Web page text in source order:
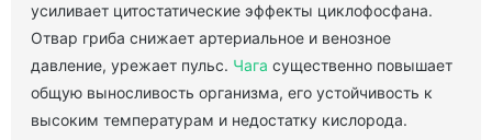
усиливает цитостатические эффекты циклофосфана.
Отвар гриба снижает артериальное и венозное
давление, урежает пульс. Чага существенно повышает
общую выносливость организма, его устойчивость к
высоким температурам и недостатку кислорода.